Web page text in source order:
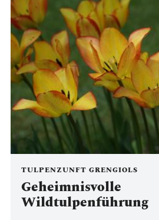
TULPENZUNFT GRENGIOLS
Geheimnisvolle
Wildtulpenführung